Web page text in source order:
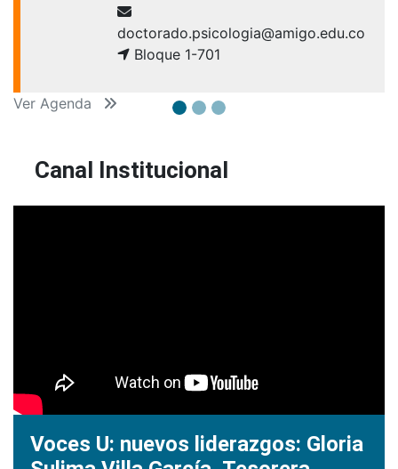
doctorado.psicologia@amigo.edu.co
Bloque 1-701
Ver Agenda
Canal Institucional
Voces U: nuevos liderazgos: Gloria